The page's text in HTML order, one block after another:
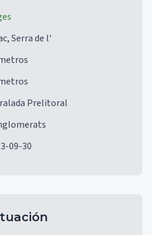
Serra de l'
Prelitoral
09-30